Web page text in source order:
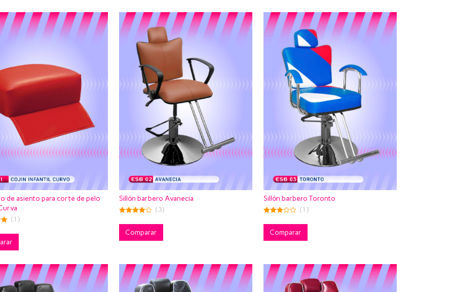
de asiento para corte de pelo
(1)
Sillón barbero Avanecia
out of 5
(3)
Comparar
Sillón barbero Toronto
out of
(1)
Comparar